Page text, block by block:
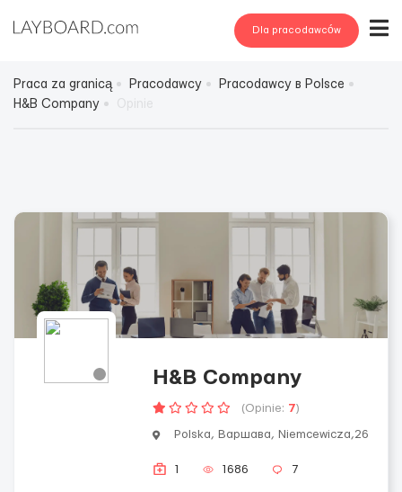
Dla pracodawców
Praca za granicą Pracodawcy
Pracodawcy в Polsce
H&B Company
H&B Company
(Opinie: 7)
Polska, Варшава, Niemcewicza,26
1 1686 7